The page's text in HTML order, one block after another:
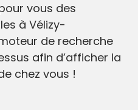
vous des
à Vélizy-
de recherche
afin d’afficher la
chez vous !